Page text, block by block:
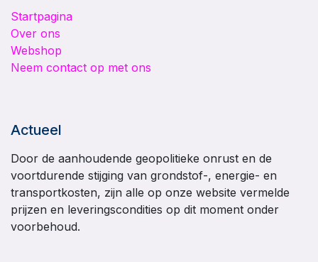
Startpagina
Over ons
Webshop
Neem contact op met ons
Actueel
Door de aanhoudende geopolitieke onrust en de
voortdurende stijging van grondstof-, energie- en
transportkosten, zijn alle op onze website vermelde
prijzen en leveringscondities op dit moment onder
voorbehoud.